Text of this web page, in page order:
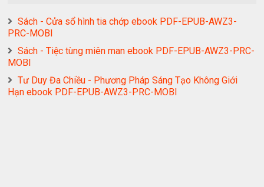
Sách - Cửa sổ hình tia chớp ebook PDF-EPUB-AWZ3-
PRC-MOBI
Sách - Tiệc tùng miên man ebook PDF-EPUB-AWZ3-PRC-
MOBI
Tư Duy Đa Chiều - Phương Pháp Sáng Tạo Không Giới
Hạn ebook PDF-EPUB-AWZ3-PRC-MOBI